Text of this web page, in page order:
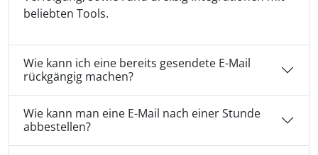
beliebten Tools.
Wie kann ich eine bereits gesendete E-Mail
rückgängig machen?
Wie kann man eine E-Mail nach einer Stunde
abbestellen?